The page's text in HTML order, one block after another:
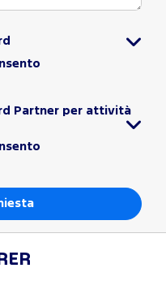
Partner per attività